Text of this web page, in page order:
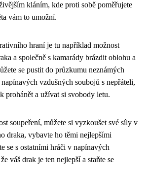
kláním, kde proti sobě poměřujete
vám to umožní.
hraní je tu například možnost
a společně s kamarády brázdit oblohu a
se pustit do průzkumu neznámých
vzdušných soubojů s nepřáteli,
prohánět a užívat si svobody letu.
soupeření, můžete si vyzkoušet své síly v
draka, vybavte ho těmi nejlepšími
se s ostatními hráči v napínavých
váš drak je ten nejlepší a staňte se